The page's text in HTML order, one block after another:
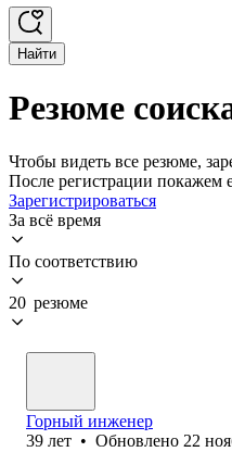
Найти
Резюме
Чтобы видеть все резюме,
После регистрации покажем
Зарегистрироваться
За всё время
По соответствию
20 резюме
Горный инженер
39 лет • Обновлено 22